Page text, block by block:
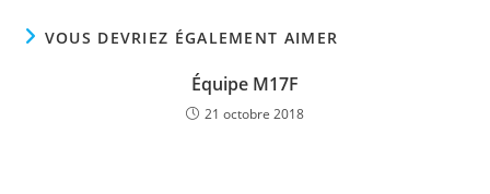
VOUS DEVRIEZ ÉGALEMENT AIMER
Équipe M17F
21 octobre 2018